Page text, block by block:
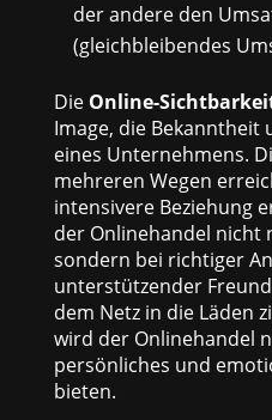
der andere den
(gleichbleibendes
Die Online-
Image, die Bekanntheit
eines Unternehmens.
mehreren Wegen
intensivere Beziehung
der Onlinehandel nicht
sondern bei richtiger
unterstützender
dem Netz in die Läden
wird der Onlinehandel
persönliches und
bieten.